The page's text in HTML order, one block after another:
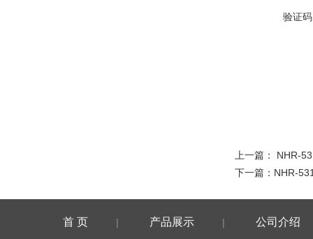
验证
上一篇： NHR-
下一篇： NHR-
首 页 | 产品展示 | 公司介绍